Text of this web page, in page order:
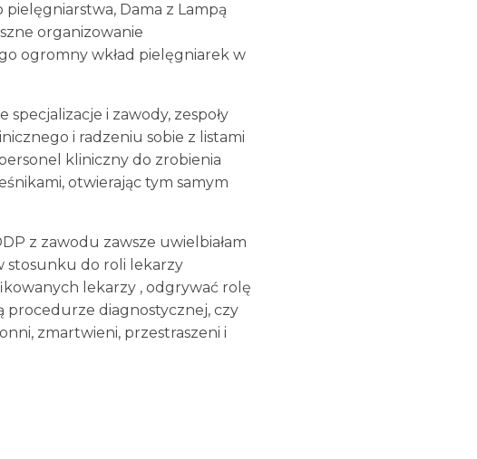
Dama z Lampą
organizowanie
ogromny wkład pielęgniarek w
i zawody, zespoły
i radzeniu sobie z listami
kliniczny do zrobienia
otwierając tym samym
z zawodu zawsze uwielbiałam
stosunku do roli lekarzy
lekarzy , odgrywać rolę
procedurze diagnostycznej, czy
zmartwieni, przestraszeni i